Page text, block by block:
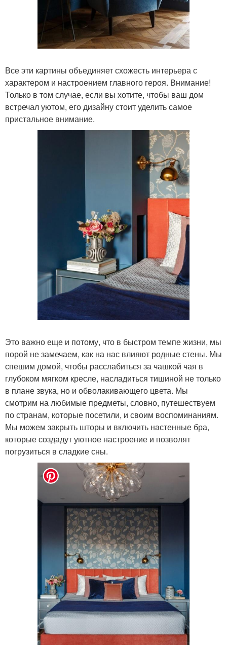
Все эти картины объединяет схожесть интерьера с
характером и настроением главного героя. Внимание!
Только в том случае, если вы хотите, чтобы ваш дом
встречал уютом, его дизайну стоит уделить самое
пристальное внимание.
Это важно еще и потому, что в быстром темпе жизни, мы
порой не замечаем, как на нас влияют родные стены. Мы
спешим домой, чтобы расслабиться за чашкой чая в
глубоком мягком кресле, насладиться тишиной не только
в плане звука, но и обволакивающего цвета. Мы
смотрим на любимые предметы, словно, путешествуем
по странам, которые посетили, и своим воспоминаниям.
Мы можем закрыть шторы и включить настенные бра,
которые создадут уютное настроение и позволят
погрузиться в сладкие сны.